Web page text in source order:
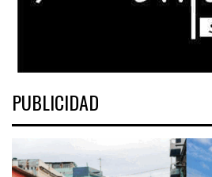
PUBLICIDAD